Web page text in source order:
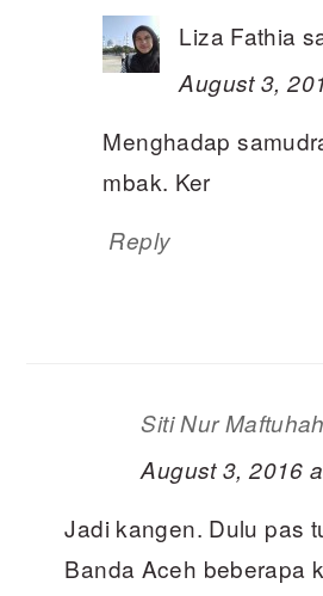
Liza Fathia
August 3,
Menghadap
mbak. Ker
Reply
Siti Nur Maftuhah
August 3, 2016
Jadi kangen. Dulu pas
Banda Aceh beberapa